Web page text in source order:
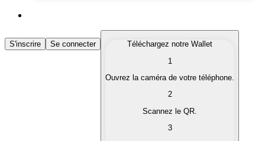
Acheter des Cryptomonnaies
Achetez les cryptomonnaies qui vous intéressent
Convertissez vos cryptomonnaies en monnaie
S'inscrire Se connecter
Téléchargez notre Wallet
1
Ouvrez la caméra de votre téléphone.
2
Scannez le QR.
3